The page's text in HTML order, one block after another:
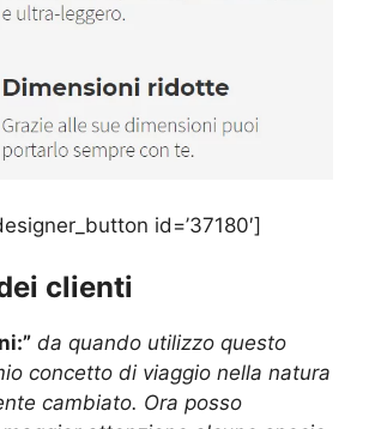
id=’37180′]
clienti
da quando utilizzo questo
concetto di viaggio nella natura
cambiato. Ora posso